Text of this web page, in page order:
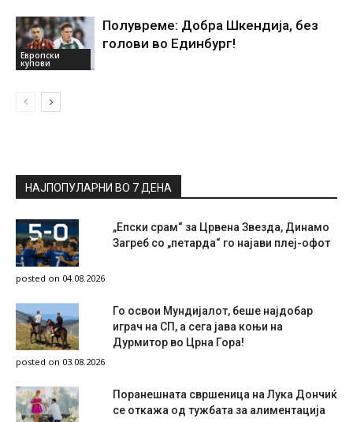
Европски
купови
Полувреме: Добра Шкендија, без
голови во Единбург!
НАЈПОПУЛАРНИ ВО 7 ДЕНА
„Епски срам“ за Црвена Звезда, Динамо
Загреб со „петарда“ го најави плеј-офот
posted on 04.08.2026
Го освои Мундијалот, беше најдобар
играч на СП, а сега јава коњи на
Дурмитор во Црна Гора!
posted on 03.08.2026
Поранешната свршеница на Лука Дончиќ
се откажа од тужбата за алиментација